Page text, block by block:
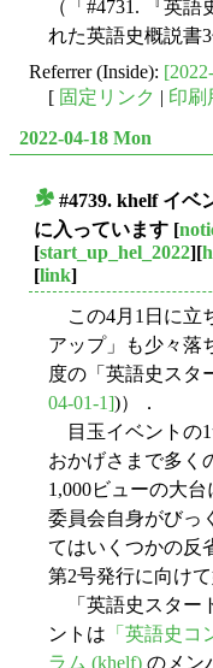
（「#4731. 『英
れた英語史概説書
Referrer (Inside):
[ 固定リンク | 印刷
2022-04-18 Mon
#4739. khelf イベ
に入っています [
[start_up_hel_2022][
[link]
この4月1日に立
アップ」も少々落
度の「英語史スタ
04-01-1])）．
目玉イベントの1
おかげさまで多く
1,000ビューの大
委員会自身がびっ
てはいくつかの反
第2号発行に向け
「英語史スター
ントは 「英語史コ
ラム (khelf) のメン